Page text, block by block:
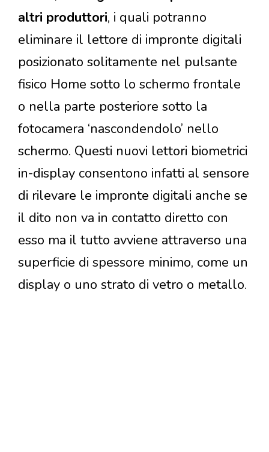
altri produttori, i quali potranno
eliminare il lettore di impronte digitali
posizionato solitamente nel pulsante
fisico Home sotto lo schermo frontale
o nella parte posteriore sotto la
fotocamera ‘nascondendolo’ nello
schermo. Questi nuovi lettori biometrici
in-display consentono infatti al sensore
di rilevare le impronte digitali anche se
il dito non va in contatto diretto con
esso ma il tutto avviene attraverso una
superficie di spessore minimo, come un
display o uno strato di vetro o metallo.